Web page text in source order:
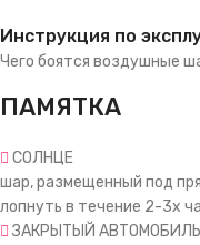
Инструкция по
Чего боятся воздушные
ПАМЯТКА
СОЛНЦЕ
шар, размещенный под
лопнуть в течение 2-3х
ЗАКРЫТЫЙ АВТОМОБИЛЬ